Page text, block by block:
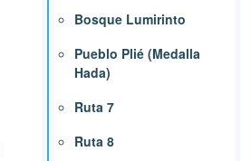
Bosque Lumirinto
Pueblo Plié (Medalla
Hada)
Ruta 7
Ruta 8